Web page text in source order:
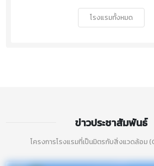
โรงแรมทั้งหมด
ข่าวประชาสัมพันธ์
โครงการโรงแรมที่เป็นมิตรกับสิ่งแวดล้อม